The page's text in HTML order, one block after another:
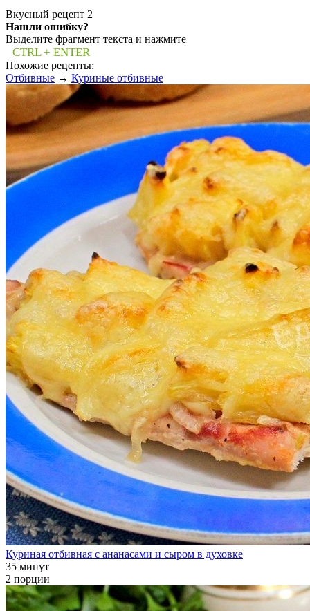
Вкусный рецепт 2
Нашли ошибку?
Выделите фрагмент текста и нажмите
CTRL + ENTER
Похожие рецепты:
Отбивные → Куриные отбивные
Куриная отбивная с ананасами и сыром в духовке
35 минут
2 порции